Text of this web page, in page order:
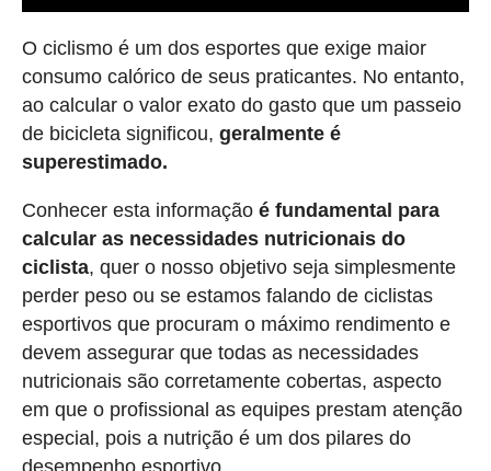
O ciclismo é um dos esportes que exige maior
consumo calórico de seus praticantes. No entanto,
ao calcular o valor exato do gasto que um passeio
de bicicleta significou, geralmente é
superestimado.
Conhecer esta informação é fundamental para
calcular as necessidades nutricionais do
ciclista, quer o nosso objetivo seja simplesmente
perder peso ou se estamos falando de ciclistas
esportivos que procuram o máximo rendimento e
devem assegurar que todas as necessidades
nutricionais são corretamente cobertas, aspecto
em que o profissional as equipes prestam atenção
especial, pois a nutrição é um dos pilares do
desempenho esportivo.